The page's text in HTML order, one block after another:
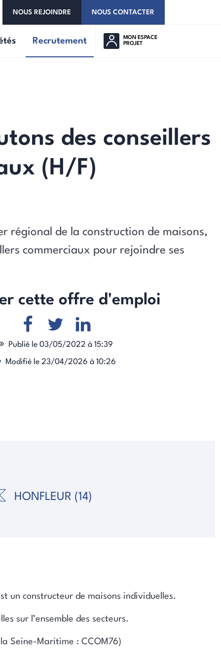
NOUS REJOINDRE NOUS CONTACTER
Recrutement
MON ESPACE
PROJET
des conseillers
(H/F)
régional de la construction de maisons,
commerciaux pour rejoindre ses
cette offre d'emploi
Publié le 03/05/2022 à 15:39
Modifié le 23/04/2026 à 10:26
HONFLEUR (14)
un constructeur de maisons individuelles.
sur l’ensemble des secteurs.
Seine-Maritime : CCOM76)